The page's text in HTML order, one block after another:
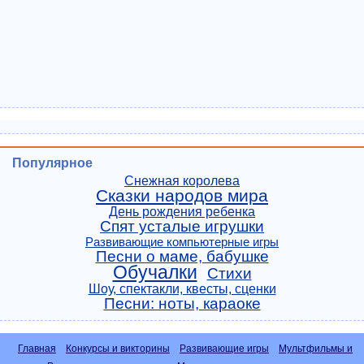
Популярное
Снежная королева
Сказки народов мира
День рождения ребенка
Спят усталые игрушки
Развивающие компьютерные игры
Песни о маме, бабушке
Обучалки Стихи
Шоу, спектакли, квесты, сценки
Песни: ноты, караоке
Главная Конкурсы и викторины Развивающие игры
Мультфильмы и